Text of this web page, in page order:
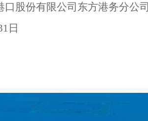
份有限公司东方港务分公司
日